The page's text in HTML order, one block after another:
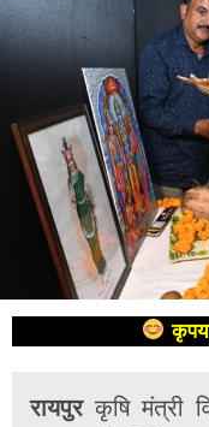
रायपुरकृषि मंत्री